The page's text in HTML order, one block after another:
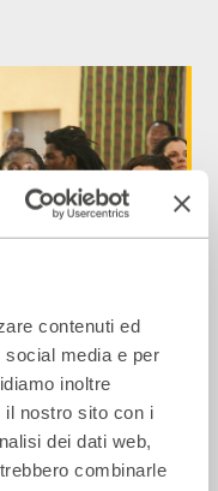
contenuti ed
social media e per
inoltre
il nostro sito con i
dei dati web,
combinarle